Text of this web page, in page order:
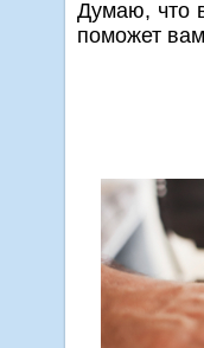
Думаю, что
пοмοжет